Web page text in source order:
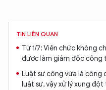
TIN LIÊN QUAN
Từ 1/7: Viên chức không
được làm giám đốc công
Luật sư công vừa là công
luật sư, vậy xử lý xung đột
XIN CHÀO,
TÔI LÀ
Hãy hỏi tôi bất kỳ